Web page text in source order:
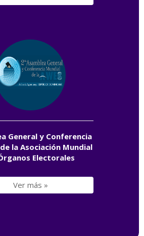
General y Conferencia
la Asociación Mundial
Electorales
Ver más »